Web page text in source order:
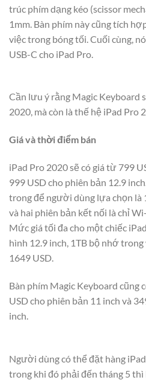
trúc phím dạng kéo (scissor
1mm. Bàn phím này cũng tích
việc trong bóng tối. Cuối cùng,
USB-C cho iPad Pro.
Cần lưu ý rằng Magic Keyboard
2020, mà còn là thế hệ iPad Pro
Giá và thời điểm bán
iPad Pro 2020 sẽ có giá từ 799
999 USD cho phiên bản 12.9
trong để người dùng lựa chọn là
và hai phiên bản kết nối là chỉ
Mức giá tối đa cho một chiếc
hình 12.9 inch, 1TB bộ nhớ
1649 USD.
Bàn phím Magic Keyboard cũng
USD cho phiên bản 11 inch và
inch.
Người dùng có thể đặt hàng
trong khi đó phải đến tháng 5